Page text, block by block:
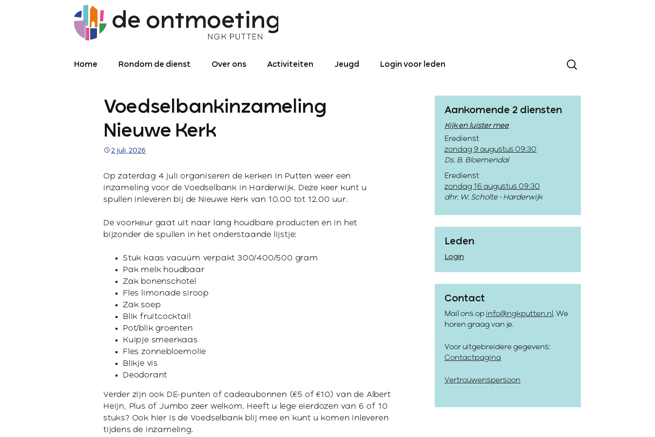
Home Rondom de dienst
Meekijken/luisteren
Over de kerkdienst
Archief liturgie
Over ons
Kroniek NGK ‘De
Putten 1990 tot
2025
Logo
Contact
Privacyregeling
Activiteiten
Activiteiten naar
Jeugd
16+ jaar
Jeugd-pastoraat
Verstandelijke
Login voor leden
Voedselbankinzameling
Nieuwe Kerk
2 juli, 2026
Op zaterdag 4 juli organiseren de kerken in Putten weer een
inzameling voor de Voedselbank in Harderwijk. Deze keer kunt u
spullen inleveren bij de Nieuwe Kerk van 10.00 tot 12.00 uur.
De voorkeur gaat uit naar lang houdbare producten en in het
bijzonder de spullen in het onderstaande lijstje:
Stuk kaas vacuüm verpakt 300/400/500 gram
Pak melk houdbaar
Zak bonenschotel
Fles limonade siroop
Zak soep
Blik fruitcocktail
Pot/blik groenten
Kuipje smeerkaas
Fles zonnebloemolie
Blikje vis
Deodorant
Verder zijn ook DE-punten of cadeaubonnen (€5 of €10) van de Albert
Heijn, Plus of Jumbo zeer welkom. Heeft u lege eierdozen van 6 of 10
stuks? Ook hier is de Voedselbank blij mee en kunt u komen inleveren
tijdens de inzameling.
Aankomende 2 diensten
Kijk en luister mee
Eredienst
zondag 9 augustus 09:30
Ds. B. Bloemendal
Eredienst
zondag 16 augustus 09:30
dhr. W. Scholte - Harderwijk
Leden
Login
Contact
Mail ons op info@ngkputten.nl . We
horen graag van je.
Voor uitgebreidere gegevens:
Contactpagina
Vertrouwenspersoon